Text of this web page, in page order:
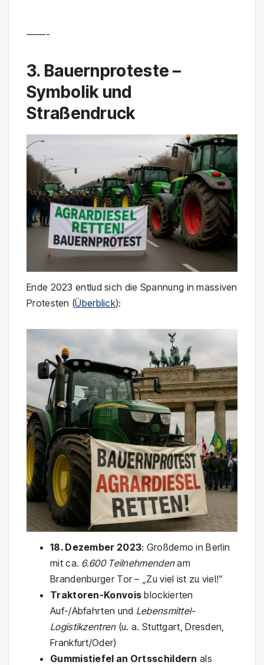
——-
3. Bauernproteste –
Symbolik und
Straßendruck
Ende 2023 entlud sich die Spannung in massiven
Protesten (Überblick):
18. Dezember 2023: Großdemo in Berlin
mit ca. 6.600 Teilnehmendenam
Brandenburger Tor – „Zu viel ist zu viel!“
Traktoren-Konvois blockierten
Auf-/Abfahrten und Lebensmittel-
Logistikzentren(u. a. Stuttgart, Dresden,
Frankfurt/Oder)
Gummistiefel an Ortsschildern als